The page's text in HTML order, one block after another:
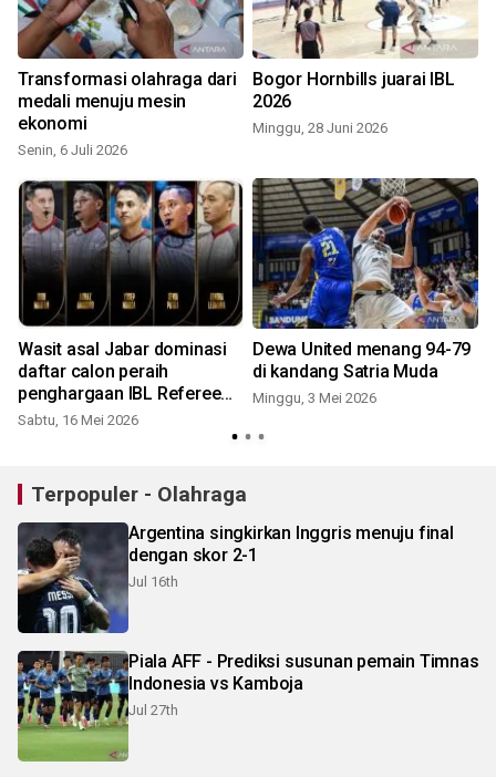
Transformasi olahraga dari
medali menuju mesin
ekonomi
Senin, 6 Juli 2026
Bogor Hornbills juarai IBL
2026
Minggu, 28 Juni 2026
Wasit asal Jabar dominasi
daftar calon peraih
penghargaan IBL Referee
Of The Year 2026
Sabtu, 16 Mei 2026
Dewa United menang 94-79
di kandang Satria Muda
Minggu, 3 Mei 2026
Terpopuler - Olahraga
Argentina singkirkan Inggris menuju final
dengan skor 2-1
Jul 16th
Piala AFF - Prediksi susunan pemain Timnas
Indonesia vs Kamboja
Jul 27th